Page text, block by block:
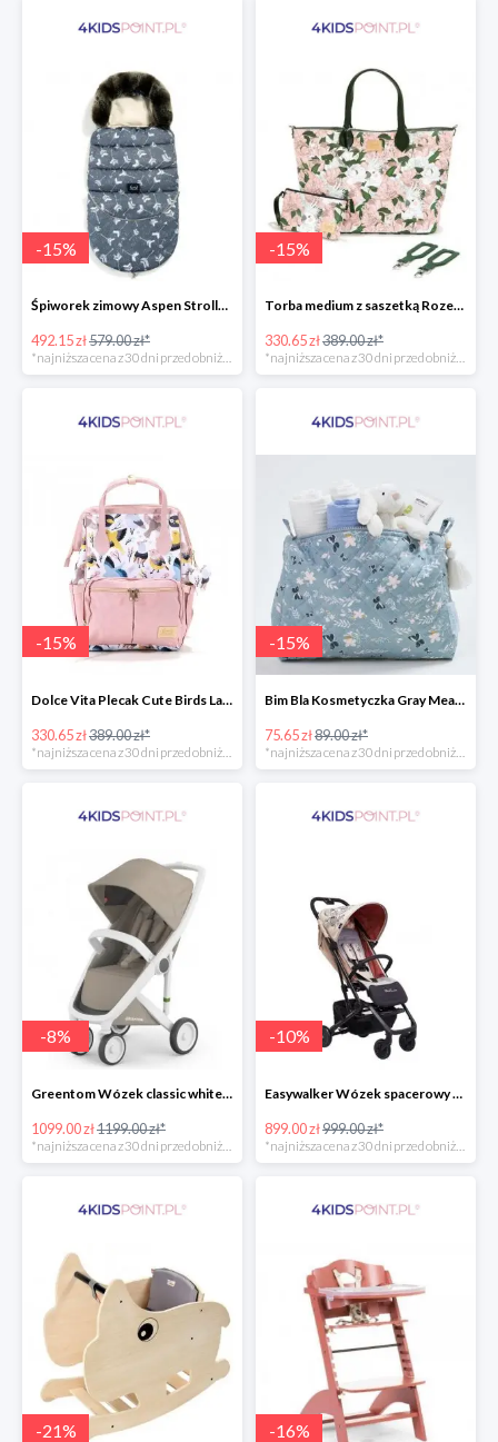
-15%
Śpiworek zimowy Aspen Stroller Bag Combo Boho Royal Arrows Dark & Rafaello La Millou -15%
492.15 zł579.00 zł*
*najniższa cena z 30 dni przed obniżką
-15%
Torba medium z saszetką Rozenek Lady Peony Premium Zip La Millou -15%
330.65 zł389.00 zł*
*najniższa cena z 30 dni przed obniżką
-15%
Dolce Vita Plecak Cute Birds La Millou -15%
330.65 zł389.00 zł*
-15%
Bim Bla Kosmetyczka Gray Meadow -15%
75.65 zł89.00 zł*
-8%
Greentom Wózek classic white-sand
1099.00 zł1199.00 zł*
*najniższa cena z 30 dni przed obniżką
-10%
Easywalker Wózek spacerowy z osłonką przeciwdeszczową Buggy XS Minnie Ornament Disney
899.00 zł999.00 zł*
*najniższa cena z 30 dni przed obniżką
-21% -16%